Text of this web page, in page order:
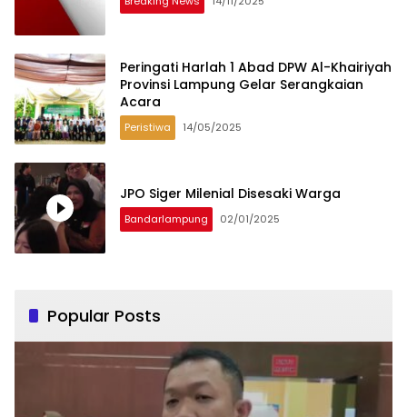
Peringati Harlah 1 Abad DPW Al-Khairiyah
Provinsi Lampung Gelar Serangkaian
Acara
Peristiwa 14/05/2025
JPO Siger Milenial Disesaki Warga
Bandarlampung 02/01/2025
Popular Posts